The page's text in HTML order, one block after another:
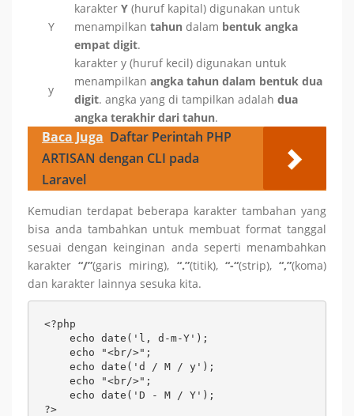
Y
karakter Y (huruf kapital) digunakan untuk
menampilkan tahun dalam bentuk angka
empat digit.
y
karakter y (huruf kecil) digunakan untuk
menampilkan angka tahun dalam bentuk dua
digit. angka yang di tampilkan adalah dua
angka terakhir dari tahun.
Baca Juga Daftar Perintah PHP
ARTISAN dengan CLI pada
Laravel
Kemudian terdapat beberapa karakter tambahan yang
bisa anda tambahkan untuk membuat format tanggal
sesuai dengan keinginan anda seperti menambahkan
karakter“/”(garis miring), “.”(titik), “-“(strip),“,”(koma)
dan karakter lainnya sesuka kita.
<?php
    echo date('l, d-m-Y');
    echo "<br/>";
    echo date('d / M / y');
    echo "<br/>";
    echo date('D - M / Y');
?>